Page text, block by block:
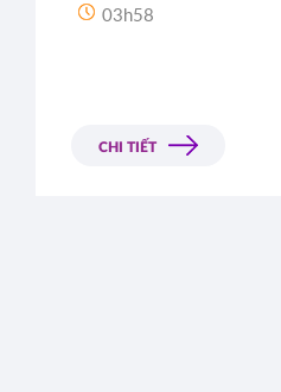
03h58
CHI TIẾT